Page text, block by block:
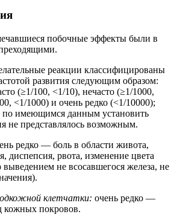
побочные эффекты были в
реакции классифицированы
развития следующим образом:
(≥1/100, <1/10), нечасто (≥1/1000,
<1/1000) и очень редко (<1/10000);
по имеющимся данным установить
не представлялось возможным.
редко — боль в области живота,
диспепсия, рвота, изменение цвета
не всосавшегося железа, не
клетчатки: очень редко —
кожных покровов.